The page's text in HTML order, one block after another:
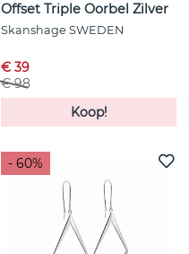
Offset Triple Oorbel Zilver
Skanshage SWEDEN
€ 39
€ 98
Koop!
- 60%